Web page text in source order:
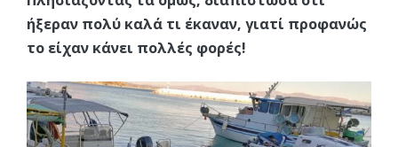
ήξεραν πολύ καλά τι έκαναν, γιατί προφανώς
το είχαν κάνει πολλές φορές!